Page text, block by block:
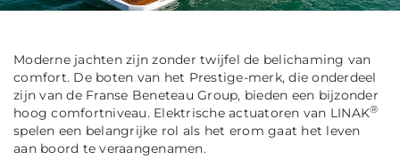
Moderne jachten zijn zonder twijfel de belichaming van
comfort. De boten van het Prestige-merk, die onderdeel
zijn van de Franse Beneteau Group, bieden een bijzonder
hoog comfortniveau. Elektrische actuatoren van LINAK®
spelen een belangrijke rol als het erom gaat het leven
aan boord te veraangenamen.